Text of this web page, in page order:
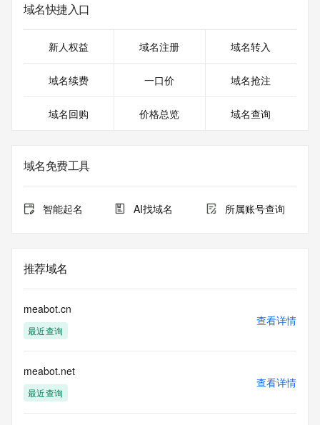
域名快捷入口
新人权益 域名注册 域名转入
域名续费 一口价 域名抢注
域名回购 价格总览 域名查询
域名免费工具
智能起名 AI找域名 所属账号查询
推荐域名
meabot.cn
最近查询
查看详情
meabot.net
最近查询
查看详情